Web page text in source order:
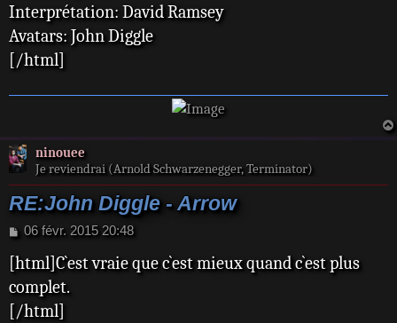
Interprétation: David Ramsey
Avatars: John Diggle
[/html]
ninouee
Je reviendrai (Arnold Schwarzenegger, Terminator)
RE:John Diggle - Arrow
M
s
a
g
06 févr. 2015 20:48
[html]C`est vraie que c`est mieux quand c`est plus
complet.
[/html]